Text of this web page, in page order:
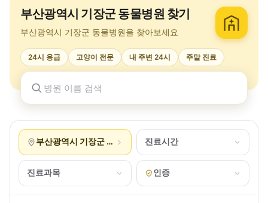
부산광역시 기장군 동물병원 찾기
부산광역시 기장군 동물병원을 찾아보세요
24시 응급 고양이 전문 내 주변 24시 주말 진료
부산광역시 기장군 기장읍 진료시간
진료과목 인증